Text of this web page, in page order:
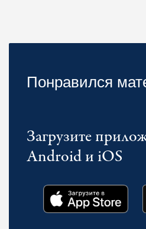
Понравился
Загрузите
Android и iOS